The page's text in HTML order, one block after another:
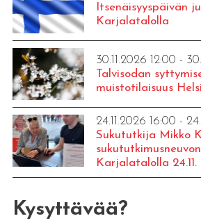
Itsenäisyyspäivän
Karjalatalolla
30.11.2026 12:00 -
Talvisodan
muistotilaisuus
24.11.2026 16:00 -
Sukututkija Mikko
Karjalatalolla 24.11.
Kysyttävää?